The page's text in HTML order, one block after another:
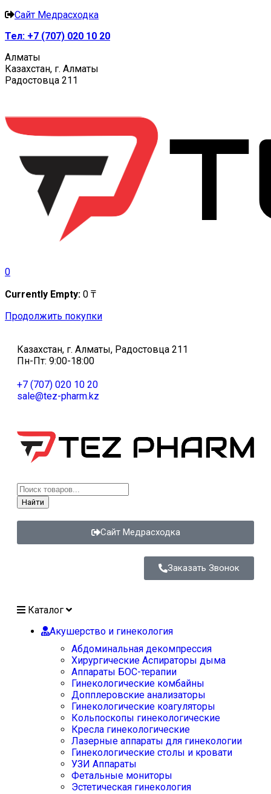
Сайт Медрасходка
Тел: +7 (707) 020 10 20
Алматы
Казахстан, г. Алматы
Радостовца 211
0
Currently Empty: 0 ₸
Продолжить покупки
Казахстан, г. Алматы, Радостовца 211
Пн-Пт: 9:00-18:00
+7 (707) 020 10 20
sale@tez-pharm.kz
Найти
Сайт Медрасходка
Заказать Звонок
Каталог
Акушерство и гинекология
Абдоминальная декомпрессия
Хирургические Аспираторы дыма
Аппараты БОС-терапии
Гинекологические комбайны
Допплеровские анализаторы
Гинекологические коагуляторы
Кольпоскопы гинекологические
Кресла гинекологические
Лазерные аппараты для гинекологии
Гинекологические столы и кровати
УЗИ Аппараты
Фетальные мониторы
Эстетическая гинекология